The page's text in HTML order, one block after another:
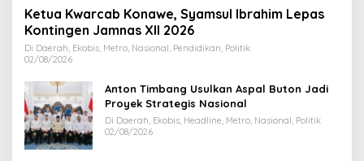
Ketua Kwarcab Konawe, Syamsul Ibrahim Lepas
Kontingen Jamnas XII 2026
Di Daerah, Ekobis, Metro, Nasional, Pendidikan, Politik
02/08/2026
Anton Timbang Usulkan Aspal Buton Jadi
Proyek Strategis Nasional
Di Daerah, Ekobis, Headline, Metro, Nasional, Politik
02/08/2026